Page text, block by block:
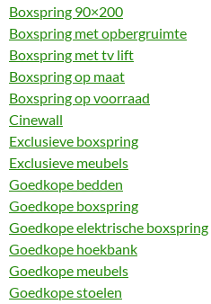
Boxspring 90×200
Boxspring met opbergruimte
Boxspring met tv lift
Boxspring op maat
Boxspring op voorraad
Cinewall
Exclusieve boxspring
Exclusieve meubels
Goedkope bedden
Goedkope boxspring
Goedkope elektrische boxspring
Goedkope hoekbank
Goedkope meubels
Goedkope stoelen